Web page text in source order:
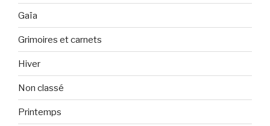
Gaïa
Grimoires et carnets
Hiver
Non classé
Printemps